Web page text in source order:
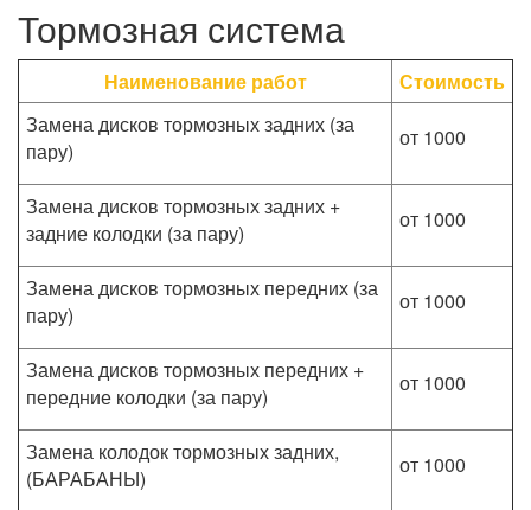
Тормозная система
Наименование работ
Стоимость
Замена дисков тормозных задних (за
пару)
от 1000
Замена дисков тормозных задних +
задние колодки (за пару)
от 1000
Замена дисков тормозных передних (за
пару)
от 1000
Замена дисков тормозных передних +
передние колодки (за пару)
от 1000
Замена колодок тормозных задних,
(БАРАБАНЫ)
от 1000